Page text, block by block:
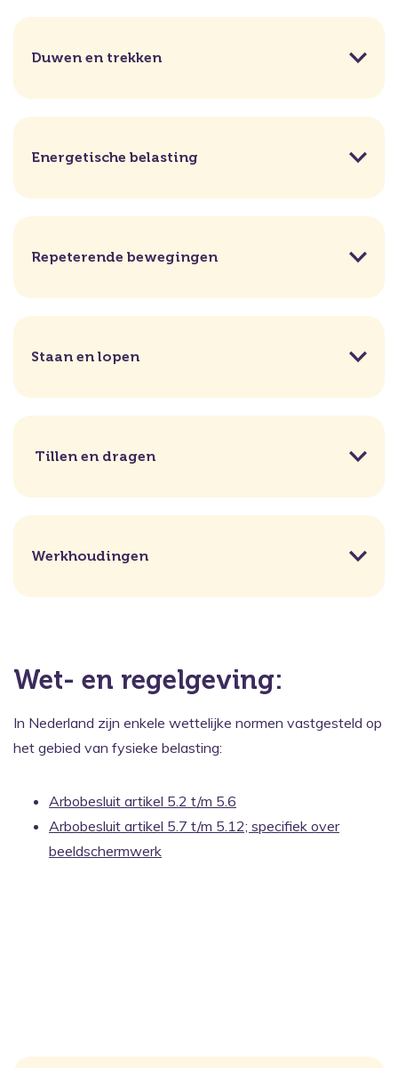
Duwen en trekken
Energetische belasting
Repeterende bewegingen
Staan en lopen
Tillen en dragen
Werkhoudingen
Wet- en regelgeving:
In Nederland zijn enkele wettelijke normen vastgesteld op
het gebied van fysieke belasting:
Arbobesluit artikel 5.2 t/m 5.6
Arbobesluit artikel 5.7 t/m 5.12; specifiek over
beeldschermwerk